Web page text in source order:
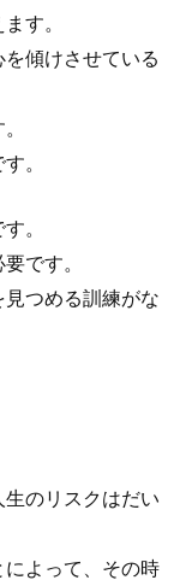
す。
傾けさせている
。
。
です。
つめる訓練がな
のリスクはだい
よって、その時